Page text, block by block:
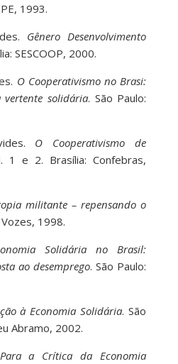
1993.
Gênero Desenvolvimento
SESCOOP, 2000.
O Cooperativismo no Brasi:
solidária. São Paulo:
O Cooperativismo de
1 e 2. Brasília: Confebras,
militante – repensando o
1998.
Solidária no Brasil:
ao desemprego. São Paulo:
à Economia Solidária. São
Abramo, 2002.
Para a Crítica da Economia